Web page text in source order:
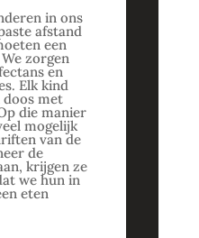
in ons
afstand
een
zorgen
en
Elk kind
doos met
die manier
mogelijk
van de
de
krijgen ze
we hun in
eten